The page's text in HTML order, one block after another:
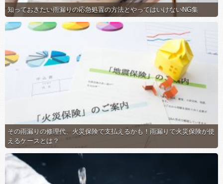
知っておきたい雨漏りの応急処置の方法とやってはいけないNG集
その雨漏りの修理代、火災保険で支払えるかも！雨漏りで火災保険が使
えるケースとは？